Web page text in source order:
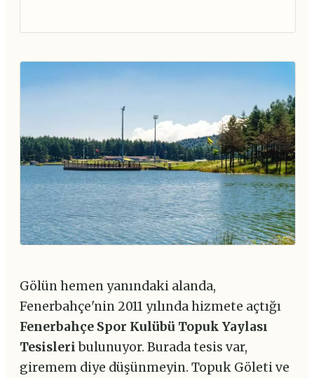
Gölün hemen yanındaki alanda,
Fenerbahçe'nin 2011 yılında hizmete açtığı
Fenerbahçe Spor Kulübü Topuk Yaylası
Tesisleribulunuyor. Burada tesis var,
giremem diye düşünmeyin. Topuk Göleti ve